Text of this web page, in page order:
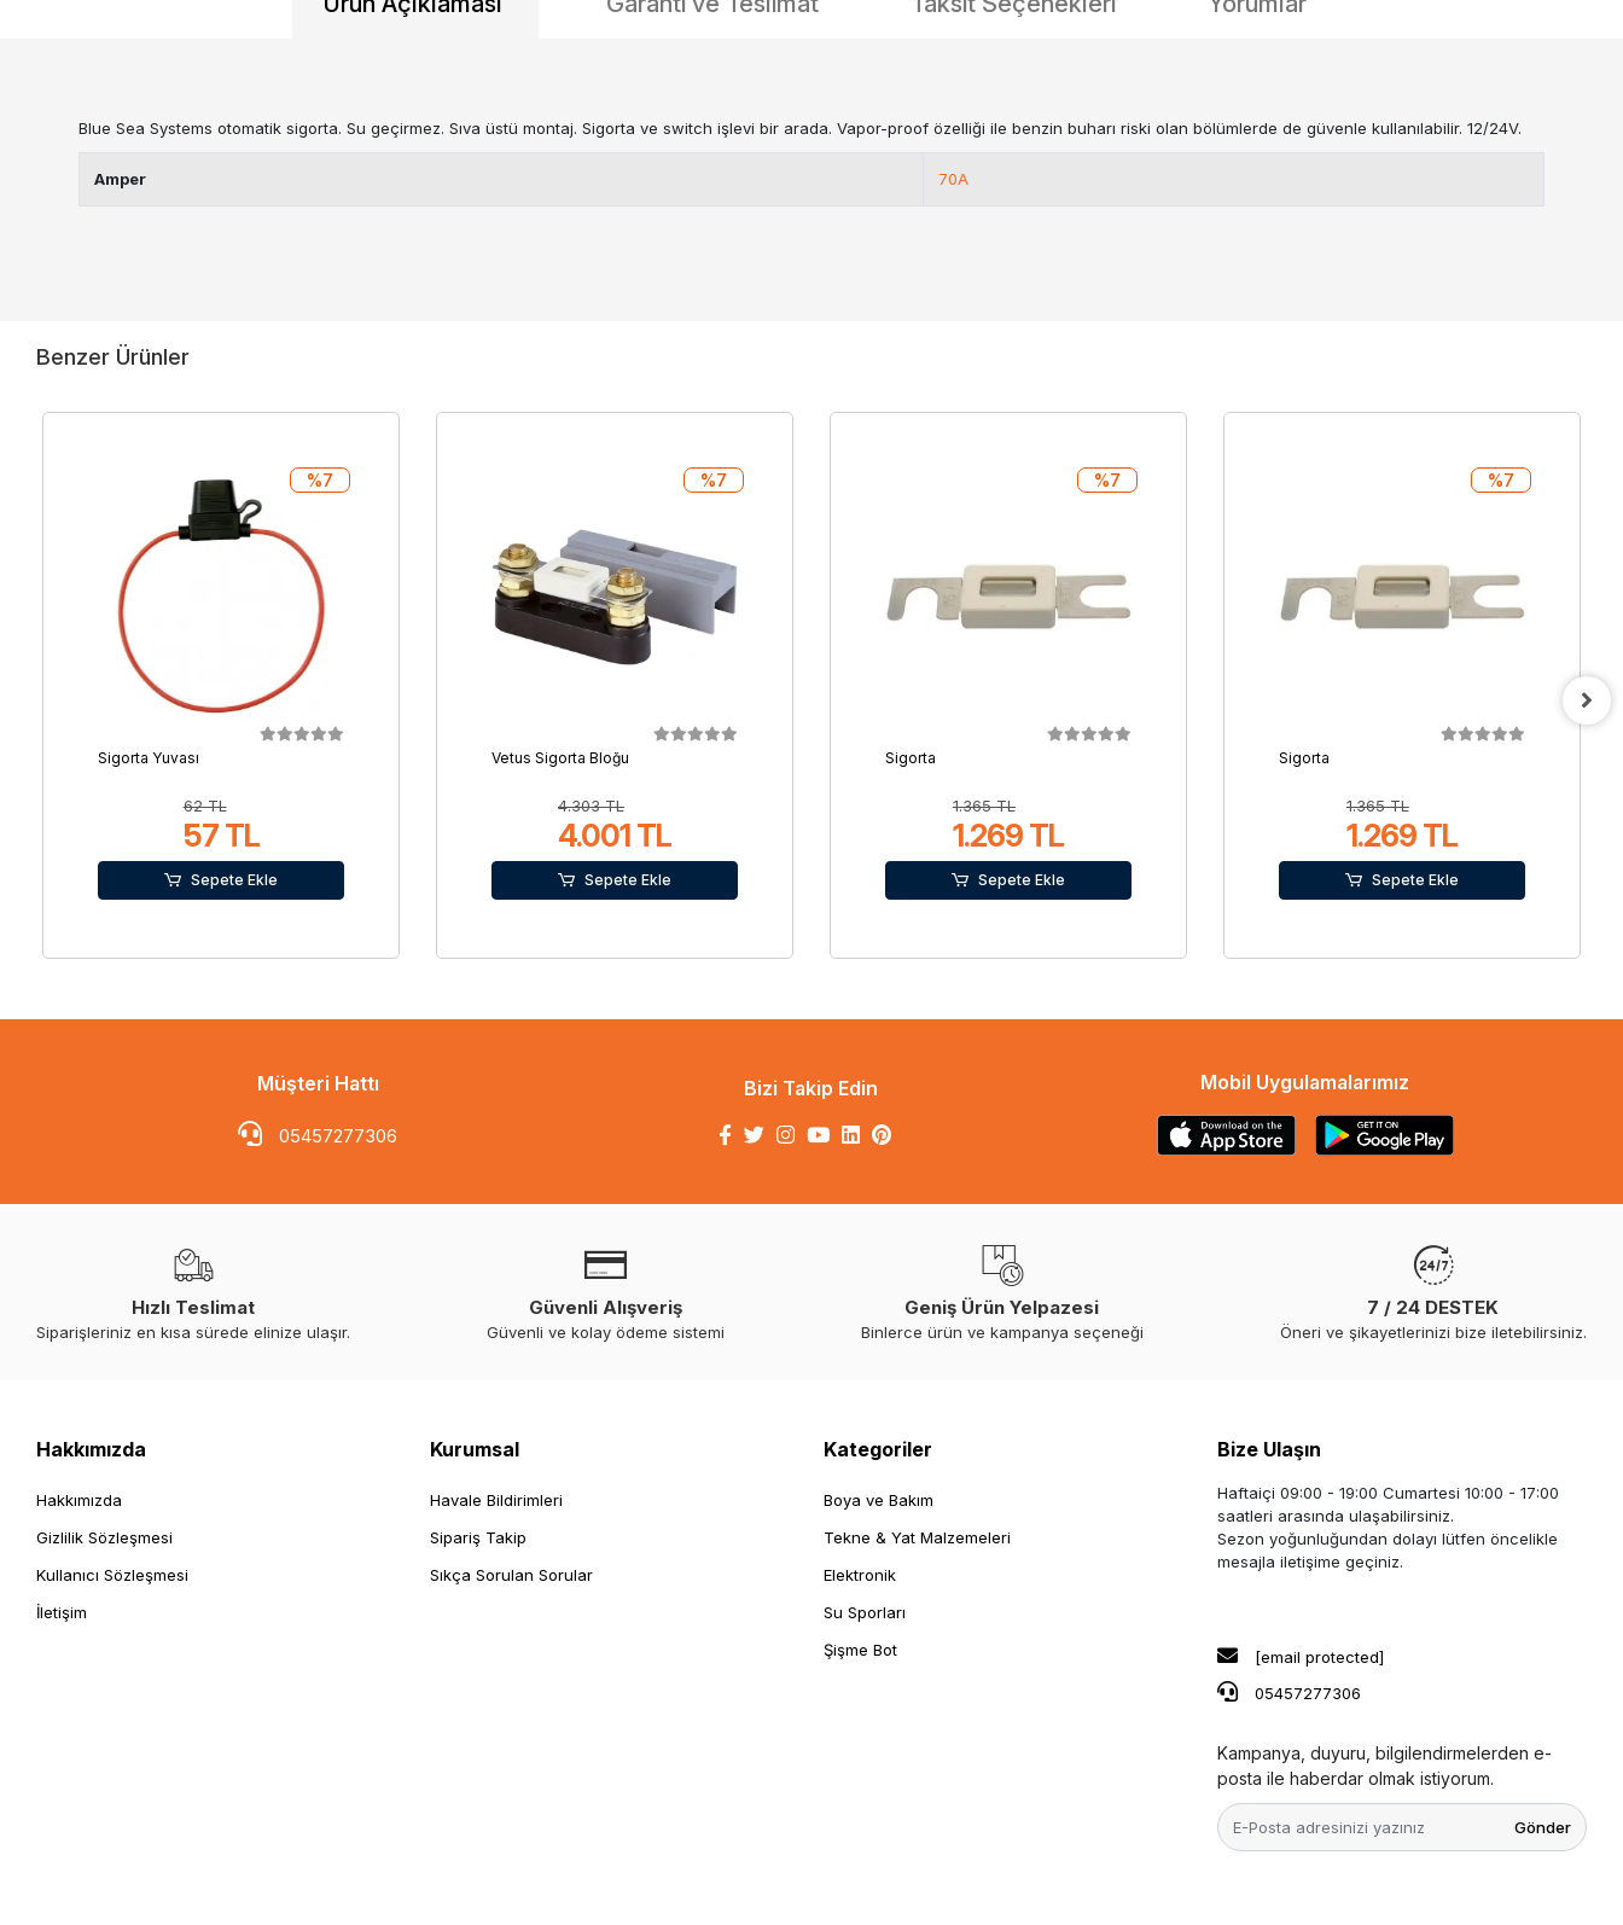
Blue Sea Systems otomatik sigorta. Su geçirmez. Sıva üstü montaj. Sigorta ve switch işlevi bir arada. Vapor-proof özelliği ile benzin buharı riski olan bölümlerde de güvenle kullanılabilir. 12/24V.
Amper 70A
Benzer Ürünler
Sigorta Yuvası
62 TL
57 TL
%7
Sepete Ekle
Vetus Sigorta Bloğu
4.303 TL
4.001 TL
%7
Sepete Ekle
Sigorta
1.365 TL
1.269 TL
%7
Sepete Ekle
Sigorta
1.365 TL
1.269 TL
%7
Sepete Ekle
Müşteri Hattı
05457277306
Bizi Takip Edin Mobil Uygulamalarımız
Hızlı Teslimat
Siparişleriniz en kısa sürede elinize ulaşır.
Güvenli Alışveriş
Güvenli ve kolay ödeme sistemi
Geniş Ürün Yelpazesi
Binlerce ürün ve kampanya seçeneği
7 / 24 DESTEK
Öneri ve şikayetlerinizi bize iletebilirsiniz.
Hakkımızda
Hakkımızda
Gizlilik Sözleşmesi
Kullanıcı Sözleşmesi
İletişim
Kurumsal
Havale Bildirimleri
Sipariş Takip
Sıkça Sorulan Sorular
Kategoriler
Boya ve Bakım
Tekne & Yat Malzemeleri
Elektronik
Su Sporları
Şişme Bot
Bize Ulaşın
Haftaiçi 09:00 - 19:00 Cumartesi 10:00 - 17:00
saatleri arasında ulaşabilirsiniz.
Sezon yoğunluğundan dolayı lütfen öncelikle
mesajla iletişime geçiniz.
[email protected]
05457277306
Kampanya, duyuru, bilgilendirmelerden e-
posta ile haberdar olmak istiyorum.
Gönder